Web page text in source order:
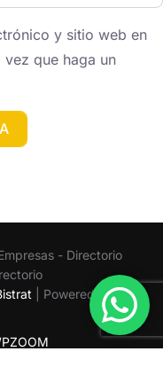
y sitio web en
que haga un
- Directorio
| Powered By: